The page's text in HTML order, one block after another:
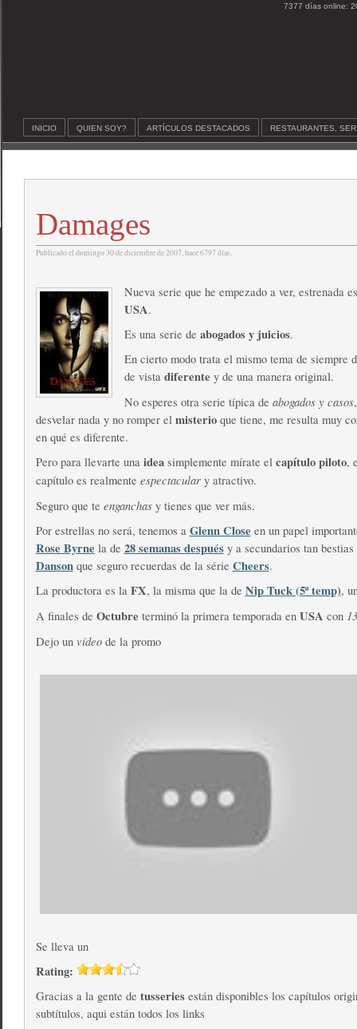
7377 días online:
INICIO QUIEN SOY? ARTÍCULOS DESTACADOS RESTAURANTES,
Damages
Publicado el domingo 30 de diciembre de 2007, hace 6797 días.
Nueva serie que he empezado a ver, estrenada
USA.
Es una serie de abogados y juicios.
En cierto modo trata el mismo tema de siempre
de vista diferente y de una manera original.
No esperes otra serie típica de abogados y casos
desvelar nada y no romper el misterio que tiene, me resulta muy
en qué es diferente.
Pero para llevarte una ideasimplemente mírate el capítulo piloto,
capítulo es realmente espectacular y atractivo.
Seguro que te enganchas y tienes que ver más.
Por estrellas no será, tenemos a Glenn Close en un papel
Rose Byrne la de 28 semanas despuésy a secundarios tan
Dansonque seguro recuerdas de la série Cheers.
La productora es la FX, la misma que la de Nip Tuck (5ª temp),
A finales de Octubre terminó la primera temporada en USA con
Dejo un vídeo de la promo
Se lleva un
Rating:
Gracias a la gente de tusseries están disponibles los capítulos
subtítulos, aqui están todos los links